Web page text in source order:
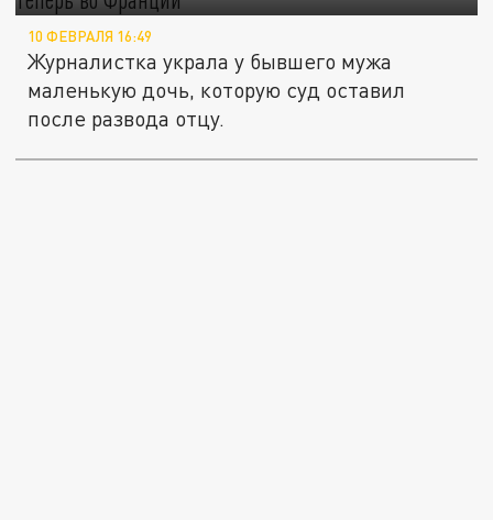
10 ФЕВРАЛЯ 16:49
Журналистка украла у бывшего мужа
маленькую дочь, которую суд оставил
после развода отцу.